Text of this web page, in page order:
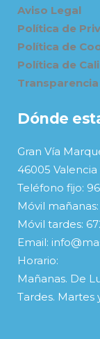
Aviso Legal
Política de
Política de
Política de
Transparencia
Dónde
Gran Vía
46005 Valencia
Teléfono fijo:
Móvil
Móvil tardes:
Email:
Horario:
Mañanas. De
Tardes. Martes